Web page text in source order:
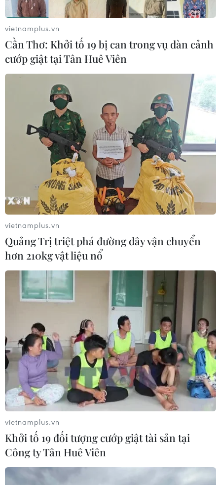
Bộ Công Thương giải thích khái niệm về
hàng "Made in VietNam"
24/09/2015 01:52
Đại diện Bộ Công Thương giải thích hàng Việt Nam là
sản phẩm hàng hóa được sản xuất, lắp ráp và các dịch
vụ được thực hiện trên lãnh thổ Việt Nam, tuân thủ pháp
luật và không phải hàng hóa nhập khẩu.
vietnamplus.vn
Cần Thơ: Khởi tố 19 bị can trong vụ dàn cảnh
cướp giật tại Tân Huê Viên
vietnamplus.vn
Quảng Trị triệt phá đường dây vận chuyển
hơn 210kg vật liệu nổ
vietnamplus.vn
Khởi tố 19 đối tượng cướp giật tài sản tại
Công ty Tân Huê Viên